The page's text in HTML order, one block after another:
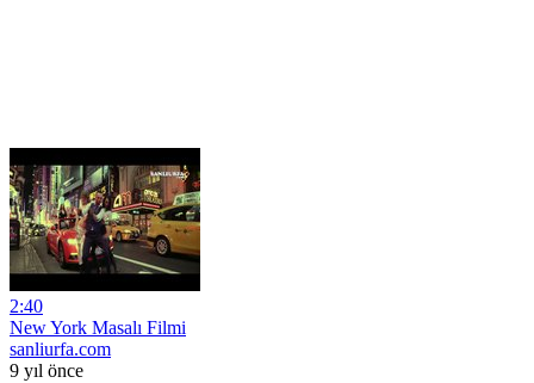
2:40
New York Masalı Filmi
sanliurfa.com
9 yıl önce